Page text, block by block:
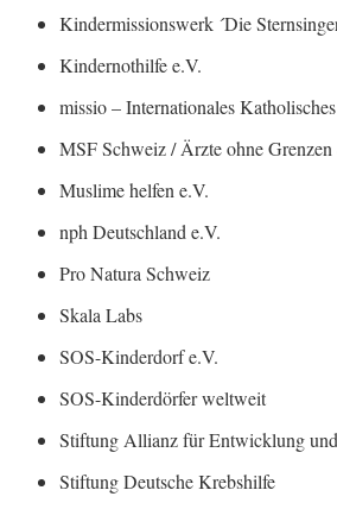
Kindermissionswerk ´Die
Kindernothilfe e.V.
missio – Internationales
MSF Schweiz / Ärzte ohne
Muslime helfen e.V.
nph Deutschland e.V.
Pro Natura Schweiz
Skala Labs
SOS-Kinderdorf e.V.
SOS-Kinderdörfer weltweit
Stiftung Allianz für Entwicklung
Stiftung Deutsche Krebshilfe